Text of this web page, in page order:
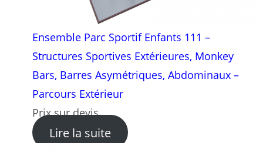
Ensemble Parc Sportif Enfants 111 –
Structures Sportives Extérieures, Monkey
Bars, Barres Asymétriques, Abdominaux –
Parcours Extérieur
Prix sur devis
Lire la suite: Ensemble Parc Sportif